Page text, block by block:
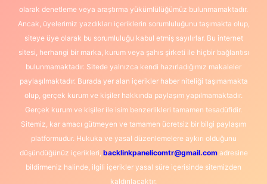
olarak denetleme veya araştırma yükümlülüğümüz bulunmamaktadır.
Ancak, üyelerimiz yazdıkları içeriklerin sorumluluğunu taşımakta olup,
siteye üye olarak bu sorumluluğu kabul etmiş sayılırlar. Bu internet
sitesi, herhangi bir marka, kurum veya şahıs şirketi ile hiçbir bağlantısı
bulunmamaktadır. Sitede yalnızca kendi hazırladığımız makaleler
paylaşılmaktadır. Burada yer alan içerikler haber niteliği taşımamakta
olup, gerçek kurum ve kişiler hakkında paylaşım yapılmamaktadır.
Gerçek kurum ve kişiler ile isim benzerlikleri tamamen tesadüfidir.
Sitemiz, kar amacı gütmeyen ve tamamen ücretsiz bir bilgi paylaşım
platformudur. Hukuka ve yasal düzenlemelere aykırı olduğunu
düşündüğünüz içerikleri, backlinkpanelicomtr@gmail.comadresine
bildirmeniz halinde, ilgili içerikler yasal süre içerisinde sitemizden
kaldırılacaktır.